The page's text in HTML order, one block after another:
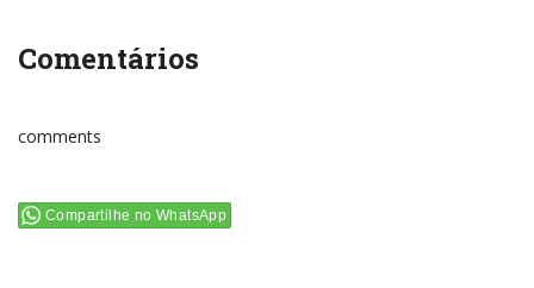
Comentários
comments
Compartilhe no WhatsApp